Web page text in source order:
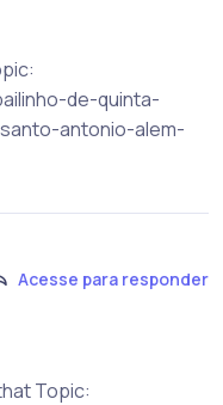
de-quinta-
antonio-alem-
Acesse para responder
Topic: